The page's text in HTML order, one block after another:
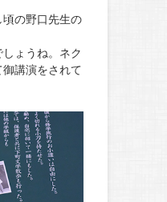
の野口先生の
ょうね。ネク
講演をされて